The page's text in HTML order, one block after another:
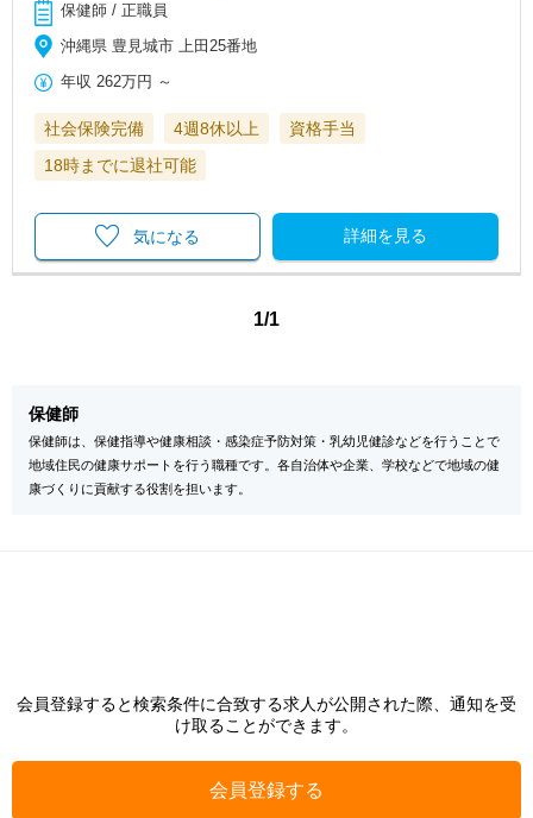
保健師 / 正職員
沖縄県 豊見城市 上田25番地
年収 262万円 ～
社会保険完備 4週8休以上
資格手当
18時までに退社可能
詳細を見る
気になる
1/1
保健師
保健師は、保健指導や健康相談・感染症予防対策・乳幼児健診などを行うことで
地域住民の健康サポートを行う職種です。各自治体や企業、学校などで地域の健
康づくりに貢献する役割を担います。
会員登録すると検索条件に合致する求人が公開された際、通知を受
け取ることができます。
会員登録する